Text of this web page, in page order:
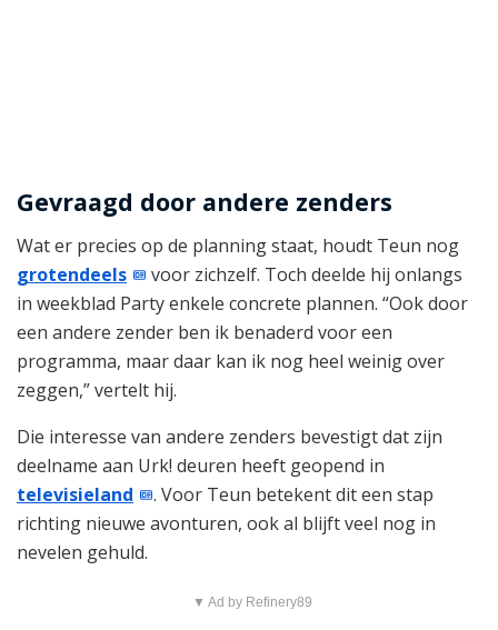
Gevraagd door andere zenders
Wat er precies op de planning staat, houdt Teun nog
grotendeels
voor zichzelf. Toch deelde hij onlangs
in weekblad Party enkele concrete plannen. “Ook door
een andere zender ben ik benaderd voor een
programma, maar daar kan ik nog heel weinig over
zeggen,” vertelt hij.
Die interesse van andere zenders bevestigt dat zijn
deelname aan Urk! deuren heeft geopend in
televisieland
. Voor Teun betekent dit een stap
richting nieuwe avonturen, ook al blijft veel nog in
nevelen gehuld.
▼ Ad by Refinery89